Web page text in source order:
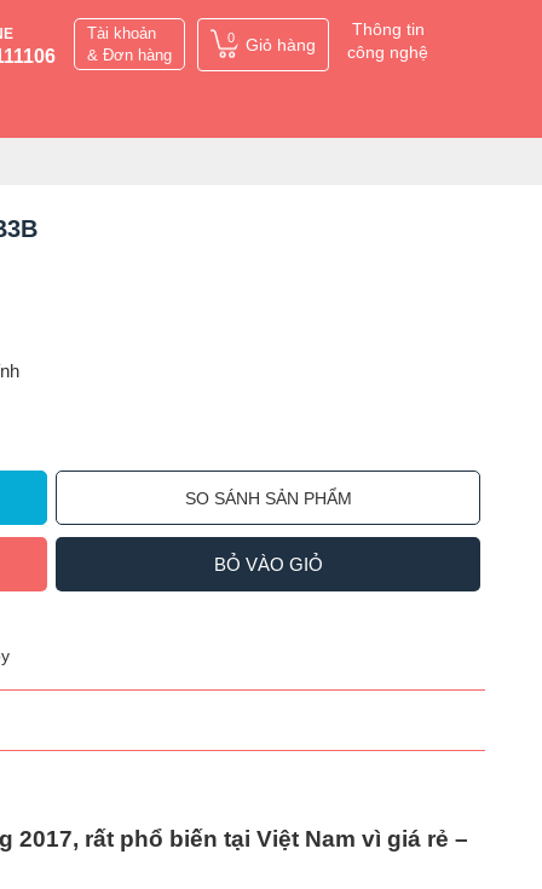
Tài khoản
& Đơn hàng
0 Giỏ hàng
Thông tin
công nghệ
SO SÁNH SẢN PHẨM
BỎ VÀO GIỎ
2017, rất phổ biến tại Việt Nam vì giá rẻ –